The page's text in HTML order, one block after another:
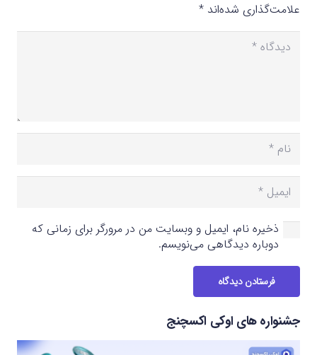
علامت‌گذاری شده‌اند *
ذخیره نام، ایمیل و وبسایت من در مرورگر برای زمانی که
دوباره دیدگاهی می‌نویسم.
فرستادن دیدگاه
جشنواره های اوکی اکسچنج